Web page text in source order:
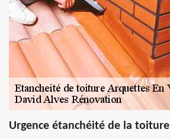
Urgence étanchéité de la toiture